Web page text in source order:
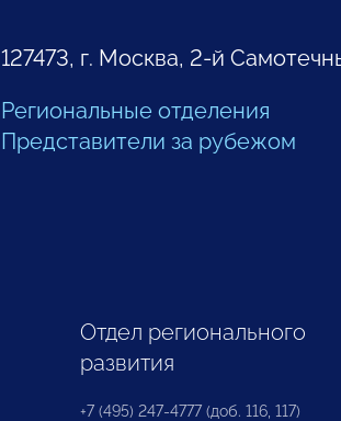
127473, г. Москва, 2-й
Региональные отделения
Представители за рубежом
Отдел регионального
развития
+7 (495) 247-4777 (доб. 116, 117)